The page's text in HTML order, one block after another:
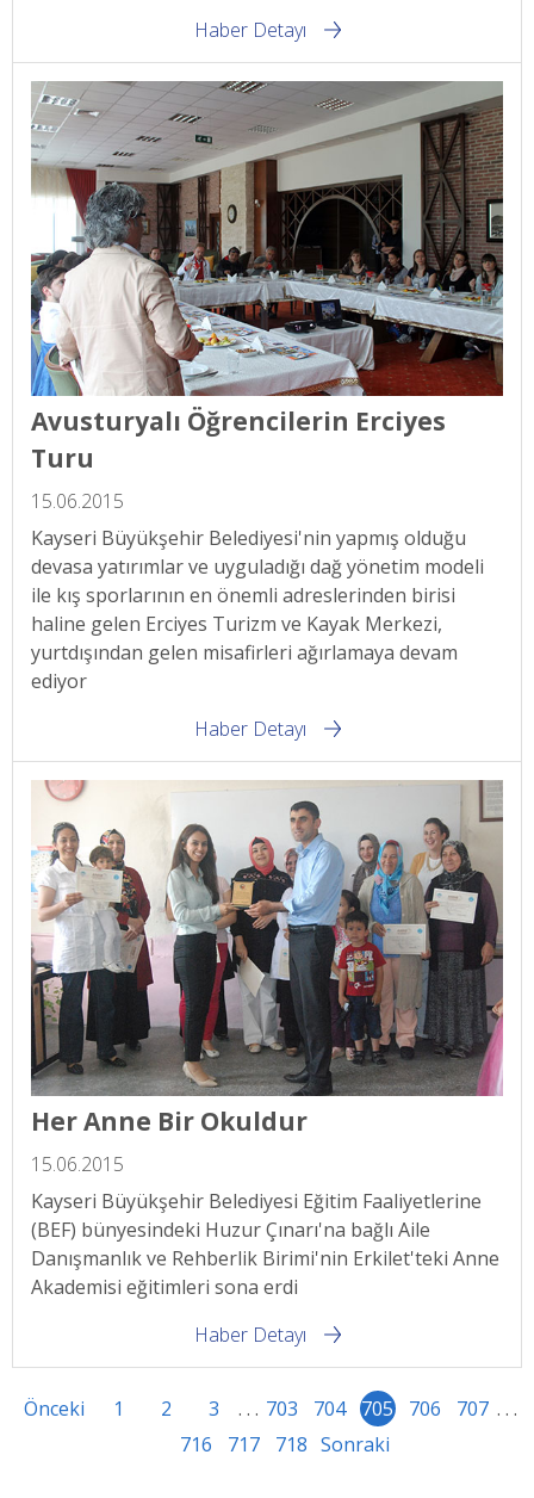
Haber Detayı
Avusturyalı Öğrencilerin Erciyes
Turu
15.06.2015
Kayseri Büyükşehir Belediyesi'nin yapmış olduğu
devasa yatırımlar ve uyguladığı dağ yönetim modeli
ile kış sporlarının en önemli adreslerinden birisi
haline gelen Erciyes Turizm ve Kayak Merkezi,
yurtdışından gelen misafirleri ağırlamaya devam
ediyor
Haber Detayı
Her Anne Bir Okuldur
15.06.2015
Kayseri Büyükşehir Belediyesi Eğitim Faaliyetlerine
(BEF) bünyesindeki Huzur Çınarı'na bağlı Aile
Danışmanlık ve Rehberlik Birimi'nin Erkilet'teki Anne
Akademisi eğitimleri sona erdi
Haber Detayı
Önceki 1 2 3 . . . 703 704 705 706 707 . . .
716
717 718 Sonraki